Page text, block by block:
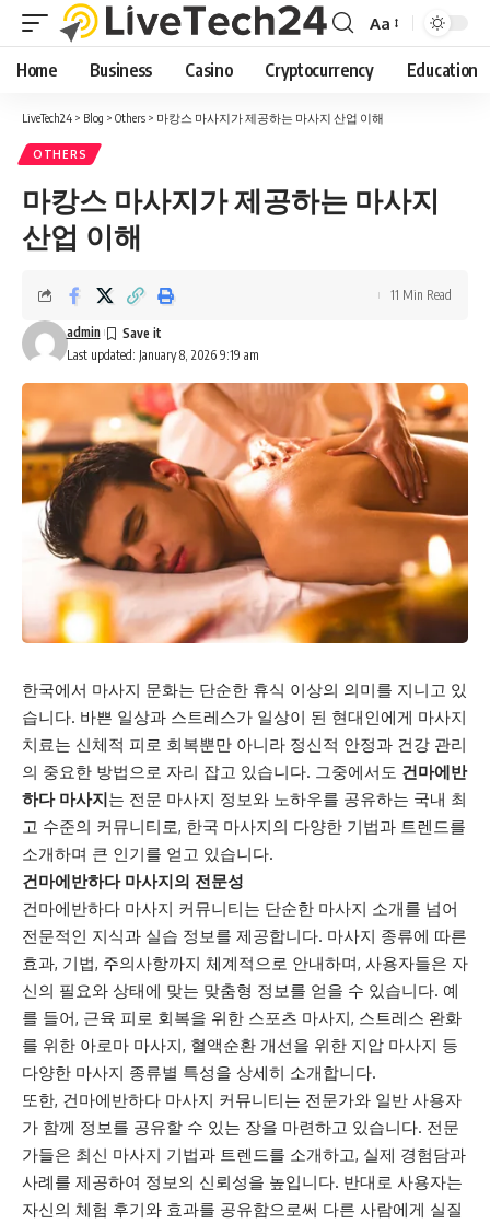
Font
Resizer
Aa
Home Business Casino Cryptocurrency Education
LiveTech24 > Blog > Others > 마캉스 마사지가 제공하는 마사지 산업 이해
OTHERS
마캉스 마사지가 제공하는 마사지
산업 이해
Last updated: January 8, 2026 9:19 am
admin
11 Min Read
한국에서 마사지 문화는 단순한 휴식 이상의 의미를 지니고 있
습니다. 바쁜 일상과 스트레스가 일상이 된 현대인에게 마사지
치료는 신체적 피로 회복뿐만 아니라 정신적 안정과 건강 관리
의 중요한 방법으로 자리 잡고 있습니다. 그중에서도 건마에반
하다 마사지는 전문 마사지 정보와 노하우를 공유하는 국내 최
고 수준의 커뮤니티로, 한국 마사지의 다양한 기법과 트렌드를
소개하며 큰 인기를 얻고 있습니다.
건마에반하다 마사지의 전문성
건마에반하다 마사지 커뮤니티는 단순한 마사지 소개를 넘어
전문적인 지식과 실습 정보를 제공합니다. 마사지 종류에 따른
효과, 기법, 주의사항까지 체계적으로 안내하며, 사용자들은 자
신의 필요와 상태에 맞는 맞춤형 정보를 얻을 수 있습니다. 예
를 들어, 근육 피로 회복을 위한 스포츠 마사지, 스트레스 완화
를 위한 아로마 마사지, 혈액순환 개선을 위한 지압 마사지 등
다양한 마사지 종류별 특성을 상세히 소개합니다.
또한, 건마에반하다 마사지 커뮤니티는 전문가와 일반 사용자
가 함께 정보를 공유할 수 있는 장을 마련하고 있습니다. 전문
가들은 최신 마사지 기법과 트렌드를 소개하고, 실제 경험담과
사례를 제공하여 정보의 신뢰성을 높입니다. 반대로 사용자는
자신의 체험 후기와 효과를 공유함으로써 다른 사람에게 실질